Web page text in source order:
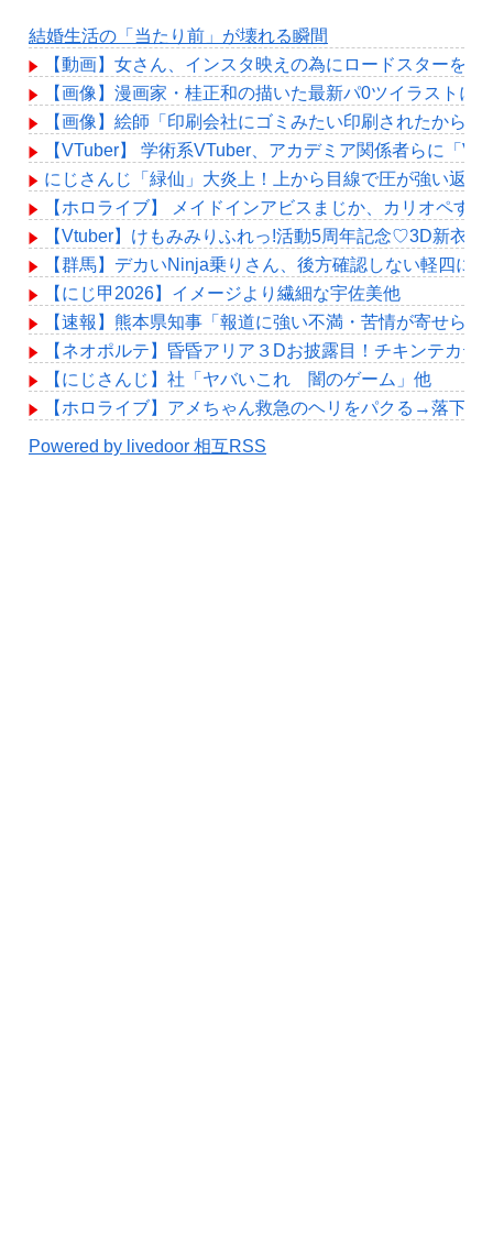
結婚生活の「当たり前」が壊れる瞬間
【動画】女さん、インスタ映えの為にロードスターを
【画像】漫画家・桂正和の描いた最新パ0ツイラスト
【画像】絵師「印刷会社にゴミみたい印刷されたから
【VTuber】 学術系VTuber、アカデミア関係者らに「
にじさんじ「緑仙」大炎上！上から目線で圧が強い返
【ホロライブ】 メイドインアビスまじか、カリオペすげ
【Vtuber】けもみみりふれっ!活動5周年記念♡3D新衣
【群馬】デカいNinja乗りさん、後方確認しない軽四に
【にじ甲2026】イメージより繊細な宇佐美他
【速報】熊本県知事「報道に強い不満・苦情が寄せら
【ネオポルテ】昏昏アリア３Dお披露目！チキンテカテ
【にじさんじ】社「ヤバいこれ 闇のゲーム」他
【ホロライブ】アメちゃん救急のヘリをパクる→落下【
Powered by livedoor 相互RSS